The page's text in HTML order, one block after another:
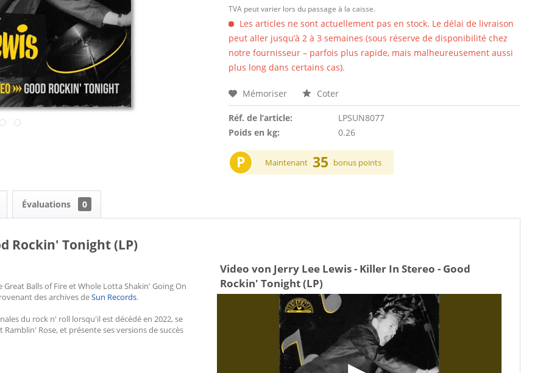
TVA peut varier lors du passage à la caisse.
Les articles ne sont actuellement pas en stock. Le délai de livraison
peut aller jusqu’à 2 à 3 semaines (sous réserve de disponibilité chez
notre fournisseur – parfois plus rapide, mais malheureusement aussi
plus long dans certains cas).
Mémoriser Coter
Réf. de l’article:
LPSUN8077
Poids en kg:
0.26
P Maintenant 35 bonus points
Évaluations 0
Rockin' Tonight (LP)
Balls of Fire et Whole Lotta Shakin' Going On
des archives deSun Records.
du rock n' roll lorsqu'il est décédé en 2022, se
Rose, et présente ses versions de succès
Video von Jerry Lee Lewis - Killer In Stereo - Good
Rockin' Tonight (LP)